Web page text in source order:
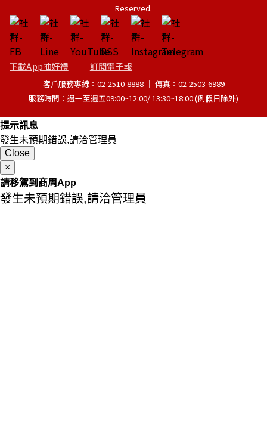
Reserved.
下載App抽好禮 訂閱電子報
客戶服務專線：02-2510-8888 │ 傳真：02-2503-6989
服務時間：週一至週五09:00~12:00/ 13:30~18:00 (例假日除外)
提示訊息
發生未預期錯誤,請洽管理員
Close
×
請移駕到商周App
發生未預期錯誤,請洽管理員